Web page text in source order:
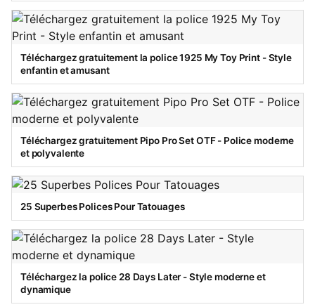
Téléchargez gratuitement la police 1925 My Toy Print - Style
enfantin et amusant
Téléchargez gratuitement Pipo Pro Set OTF - Police moderne
et polyvalente
25 Superbes Polices Pour Tatouages
Téléchargez la police 28 Days Later - Style moderne et
dynamique